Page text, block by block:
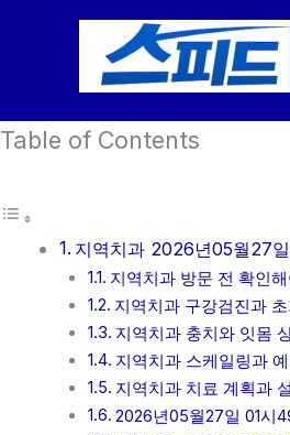
건
뛰
Table of Contents
지역치과 2026년05월27
지역치과 방문 전 확인
지역치과 구강검진과
지역치과 충치와 잇몸
지역치과 스케일링과
지역치과 치료 계획과
2026년05월27일 01시